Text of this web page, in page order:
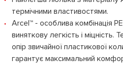
термічними властивостями.
Arcel™ - особлива комбінація
виняткову легкість і
опір звичайної пластикової
гарантує максимальний